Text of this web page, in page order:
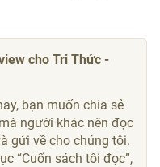
cho Tri Thức -
bạn muốn chia sẻ
người khác nên đọc
gửi về cho chúng tôi.
“Cuốn sách tôi đọc”,